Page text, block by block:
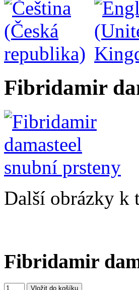
Fibridamir
Další obrázky k
Fibridamir